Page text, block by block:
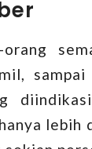
orang